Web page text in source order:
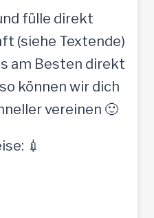
fülle direkt
(siehe Textende)
am Besten direkt
können wir dich
vereinen 🙂
💉